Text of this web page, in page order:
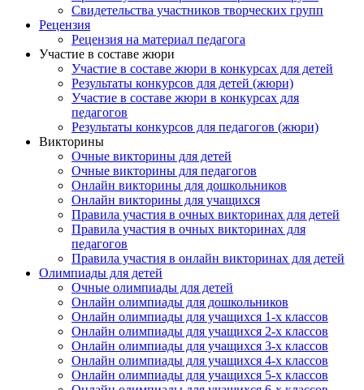
Свидетельства участников творческих групп
Рецензия
Рецензия на материал педагога
Участие в составе жюри
Участие в составе жюри в конкурсах для детей
Результаты конкурсов для детей (жюри)
Участие в составе жюри в конкурсах для
педагогов
Результаты конкурсов для педагогов (жюри)
Викторины
Очные викторины для детей
Очные викторины для педагогов
Онлайн викторины для дошкольников
Онлайн викторины для учащихся
Правила участия в очных викторинах для детей
Правила участия в очных викторинах для
педагогов
Правила участия в онлайн викторинах для детей
Олимпиады для детей
Очные олимпиады для детей
Онлайн олимпиады для дошкольников
Онлайн олимпиады для учащихся 1-х классов
Онлайн олимпиады для учащихся 2-х классов
Онлайн олимпиады для учащихся 3-х классов
Онлайн олимпиады для учащихся 4-х классов
Онлайн олимпиады для учащихся 5-х классов